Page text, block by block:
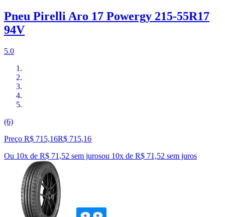
Pneu Pirelli Aro 17 Powergy 215-55R17
94V
5.0
(6)
Preço R$ 715,16R$ 715,16
Ou 10x de R$ 71,52 sem jurosou 10x de R$ 71,52 sem juros